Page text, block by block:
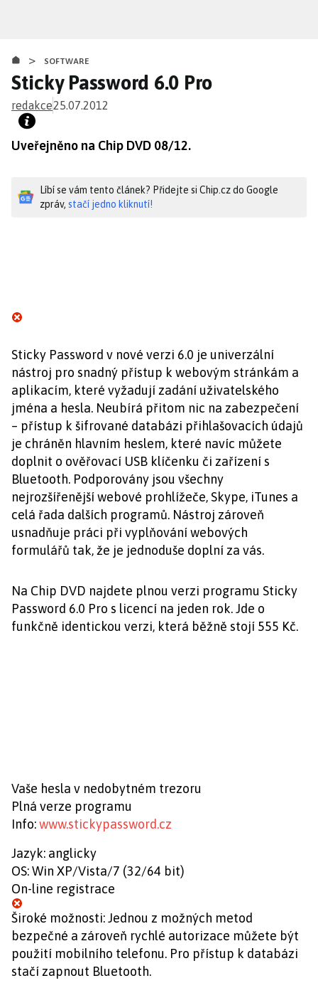
obsahu
> SOFTWARE
Sticky Password 6.0 Pro
redakce25.07.2012
Uveřejněno na Chip DVD 08/12.
Líbí se vám tento článek? Přidejte si Chip.cz do Google
zpráv, stačí jedno kliknutí!
Sticky Password v nové verzi 6.0 je univerzální
nástroj pro snadný přístup k webovým stránkám a
aplikacím, které vyžadují zadání uživatelského
jména a hesla. Neubírá přitom nic na zabezpečení
– přístup k šifrované databázi přihlašovacích údajů
je chráněn hlavním heslem, které navíc můžete
doplnit o ověřovací USB klíčenku či zařízení s
Bluetooth. Podporovány jsou všechny
nejrozšířenější webové prohlížeče, Skype, iTunes a
celá řada dalších programů. Nástroj zároveň
usnadňuje práci při vyplňování webových
formulářů tak, že je jednoduše doplní za vás.
Na Chip DVD najdete plnou verzi programu Sticky
Password 6.0 Pro s licencí na jeden rok. Jde o
funkčně identickou verzi, která běžně stojí 555 Kč.
Vaše hesla v nedobytném trezoru
Plná verze programu
Info:www.stickypassword.cz
Jazyk: anglicky
OS: Win XP/Vista/7 (32/64 bit)
On-line registrace
Široké možnosti: Jednou z možných metod
bezpečné a zároveň rychlé autorizace můžete být
použití mobilního telefonu. Pro přístup k databázi
stačí zapnout Bluetooth.